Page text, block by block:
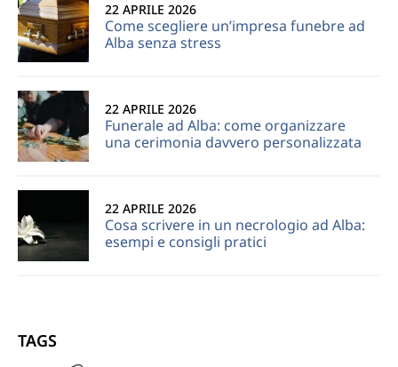
Come scegliere un’impresa funebre ad
Alba senza stress
22 APRILE 2026
Funerale ad Alba: come organizzare
una cerimonia davvero personalizzata
22 APRILE 2026
Cosa scrivere in un necrologio ad Alba:
esempi e consigli pratici
22 APRILE 2026
TAGS